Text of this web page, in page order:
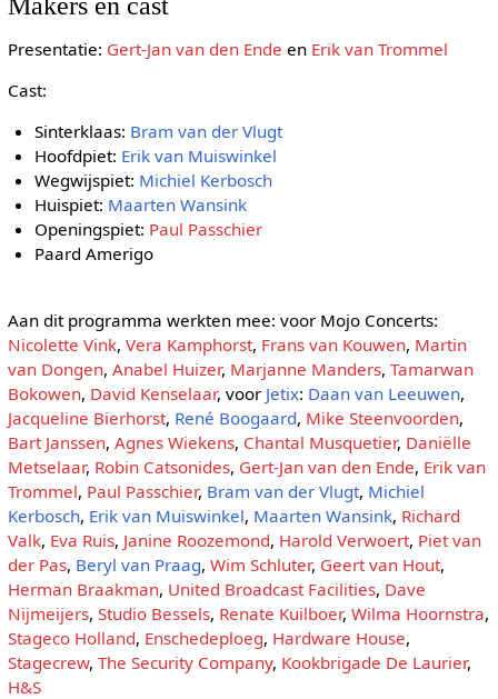
Presentatie: Gert-Jan van den Ende en Erik van Trommel
Cast:
Sinterklaas: Bram van der Vlugt
Hoofdpiet: Erik van Muiswinkel
Wegwijspiet: Michiel Kerbosch
Huispiet: Maarten Wansink
Openingspiet: Paul Passchier
Paard Amerigo
Aan dit programma werkten mee: voor Mojo Concerts:
Nicolette Vink, Vera Kamphorst, Frans van Kouwen, Martin
van Dongen, Anabel Huizer, Marjanne Manders, Tamarwan
Bokowen, David Kenselaar, voor Jetix: Daan van Leeuwen,
Jacqueline Bierhorst, René Boogaard, Mike Steenvoorden,
Bart Janssen, Agnes Wiekens, Chantal Musquetier, Daniëlle
Metselaar, Robin Catsonides, Gert-Jan van den Ende, Erik van
Trommel, Paul Passchier, Bram van der Vlugt, Michiel
Kerbosch, Erik van Muiswinkel, Maarten Wansink, Richard
Valk, Eva Ruis, Janine Roozemond, Harold Verwoert, Piet van
der Pas, Beryl van Praag, Wim Schluter, Geert van Hout,
Herman Braakman, United Broadcast Facilities, Dave
Nijmeijers, Studio Bessels, Renate Kuilboer, Wilma Hoornstra,
Stageco Holland, Enschedeploeg, Hardware House,
Stagecrew, The Security Company, Kookbrigade De Laurier,
H&S